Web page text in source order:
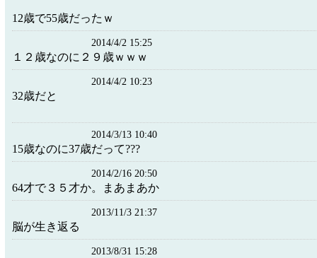
12歳で55歳だったｗ
2014/4/2 15:25
１２歳なのに２９歳ｗｗｗ
2014/4/2 10:23
32歳だと
2014/3/13 10:40
15歳なのに37歳だって???
2014/2/16 20:50
64才で３５才か。まあまあか
2013/11/3 21:37
脳が生き返る
2013/8/31 15:28